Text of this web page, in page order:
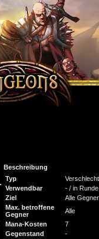
Beschreibung
Typ
Verwendbar
- / in Runde
Ziel
Alle Gegner
Max. betroffene
Gegner
Alle
Mana-Kosten
7
Gegenstand
-